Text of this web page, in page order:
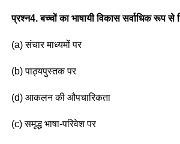
प्रश्न4. बच्चों का भाषायी विकास सर्वाधिक रूप से
(a) संचार माध्यमों पर
(b) पाठ्यपुस्तक पर
(d) आकलन की औपचारिकता
(c) समृद्ध भाषा-परिवेश पर